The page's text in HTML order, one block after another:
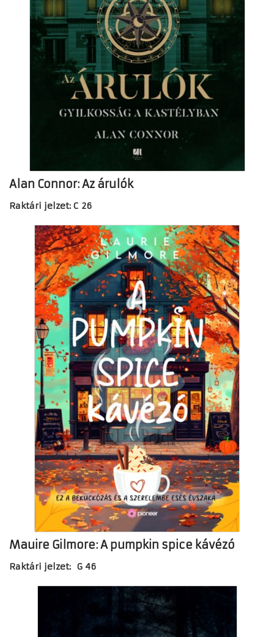
Alan Connor: Az árulók
Raktári jelzet: C 26
Mauire Gilmore: A pumpkin spice kávézó
Raktári jelzet: G 46